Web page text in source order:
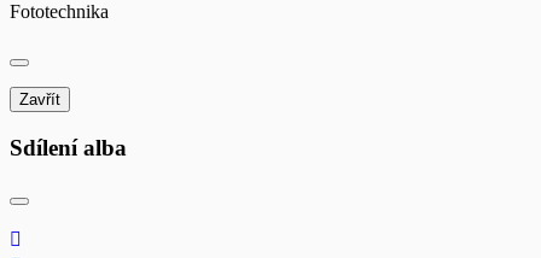
Fototechnika
Zavřít
Sdílení alba